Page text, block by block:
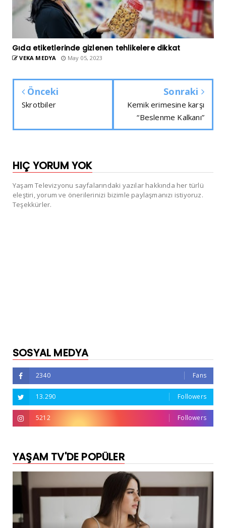
Gıda etiketlerinde gizlenen tehlikelere dikkat
VEKA MEDYA May 05, 2023
Önceki
Skrotbiler
Sonraki
Kemik erimesine karşı
“Beslenme Kalkanı”
HIÇ YORUM YOK
Yaşam Televizyonu sayfalarındaki yazılar hakkında her türlü
eleştiri, yorum ve önerilerinizi bizimle paylaşmanızı istiyoruz.
Teşekkürler.
SOSYAL MEDYA
2340 Fans
13.290 Followers
5212 Followers
YAŞAM TV'DE POPÜLER